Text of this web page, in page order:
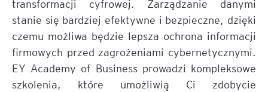
transformacji cyfrowej. Zarządzanie danymi
stanie się bardziej efektywne i bezpieczne, dzięki
czemu możliwa będzie lepsza ochrona informacji
firmowych przed zagrożeniami cybernetycznymi.
EY Academy of Business prowadzi kompleksowe
szkolenia, które umożliwią Ci zdobycie